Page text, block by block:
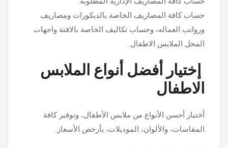
حساب كافة المصاريف الخاصة بالديكورات ومصاريف
ورواتب العماله، وحساب تكاليف الخاصة بالافتة واجهات
المحل الملابس الاطفال.
إختيار أفضل أنواع الملابس
الاطفال
أختيار أحسن الأنواع من ملابس الأطفال، وتوفير كافة
المقاسات، والألوان، الموديلات، بأرخص الأسعار.